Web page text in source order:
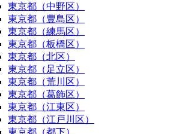
東京都（中野区）
東京都（豊島区）
東京都（練馬区）
東京都（板橋区）
東京都（北区）
東京都（足立区）
東京都（荒川区）
東京都（葛飾区）
東京都（江東区）
東京都（江戸川区）